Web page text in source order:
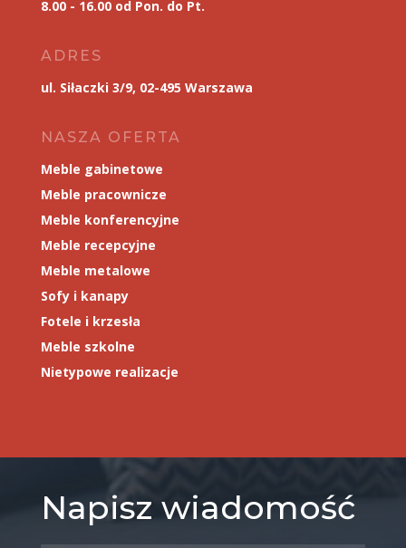
8.00 - 16.00 od Pon. do Pt.
ADRES
ul. Siłaczki 3/9, 02-495 Warszawa
NASZA OFERTA
Meble gabinetowe
Meble pracownicze
Meble konferencyjne
Meble recepcyjne
Meble metalowe
Sofy i kanapy
Fotele i krzesła
Meble szkolne
Nietypowe realizacje
Napisz wiadomość